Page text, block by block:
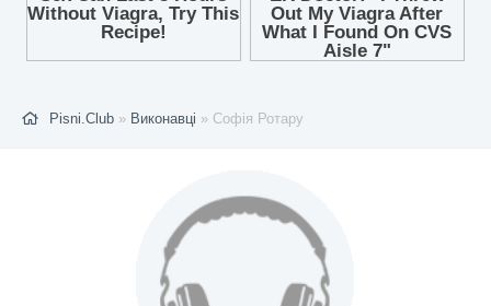
Pisni.Club » Виконавці » Софія Ротару